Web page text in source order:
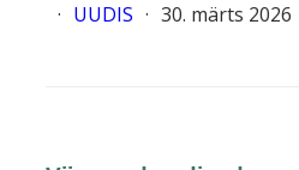
· UUDIS · 30. märts 2026